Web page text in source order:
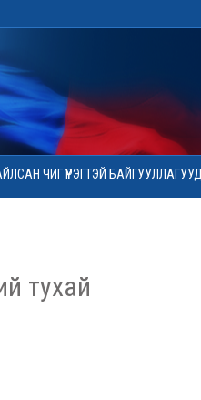
ЧИГ ҮҮРЭГТЭЙ БАЙГУУЛЛАГУУД
тухай